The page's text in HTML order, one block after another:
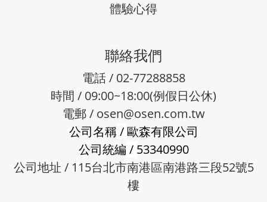
體驗心得
聯絡我們
電話 / 02-77288858
時間 / 09:00~18:00(例假日公休)
電郵 / osen@osen.com.tw
公司名稱/歐森有限公司
公司統編 / 53340990
公司地址 / 115台北市南港區南港路三段52號5
樓